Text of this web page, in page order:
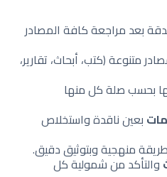
بعد مراجعة كافة المصادر
متنوعة (كتب، أبحاث، تقارير،
بحسب صلة كل منها
بعين ناقدة واستخلاص
منهجية وبتوثيق دقيق.
من شمولية كل